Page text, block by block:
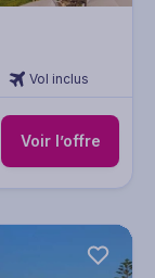
Vol inclus
Voir l’offre